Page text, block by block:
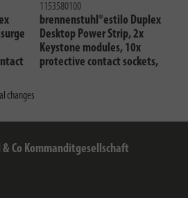
1153580100
brennenstuhl®estilo Duplex
Desktop Power Strip, 2x
Keystone modules, 10x
protective contact sockets,
changes
Co Kommanditgesellschaft